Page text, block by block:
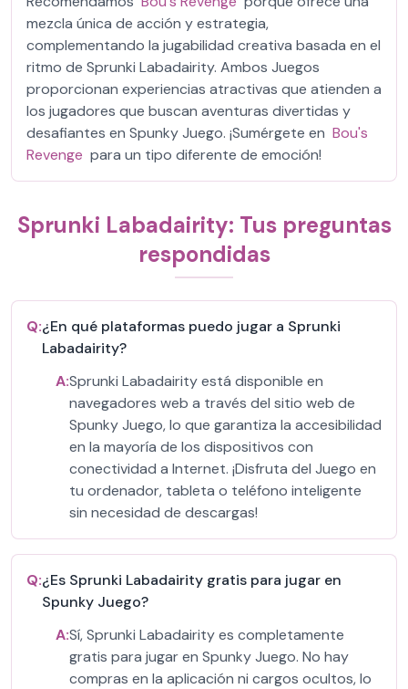
mezcla única de acción y estrategia,
complementando la jugabilidad creativa basada en el
ritmo de Sprunki Labadairity. Ambos Juegos
proporcionan experiencias atractivas que atienden a
los jugadores que buscan aventuras divertidas y
desafiantes en Spunky Juego. ¡Sumérgete en Bou's
Revenge para un tipo diferente de emoción!
Sprunki Labadairity: Tus preguntas
respondidas
Q:¿En qué plataformas puedo jugar a Sprunki
Labadairity?
A:Sprunki Labadairity está disponible en
navegadores web a través del sitio web de
Spunky Juego, lo que garantiza la accesibilidad
en la mayoría de los dispositivos con
conectividad a Internet. ¡Disfruta del Juego en
tu ordenador, tableta o teléfono inteligente
sin necesidad de descargas!
Q:¿Es Sprunki Labadairity gratis para jugar en
Spunky Juego?
A:Sí, Sprunki Labadairity es completamente
gratis para jugar en Spunky Juego. No hay
compras en la aplicación ni cargos ocultos, lo